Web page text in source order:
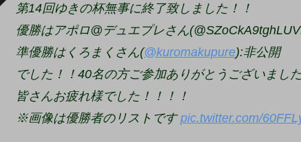
第14回ゆきの杯無事に終了致しました！！
優勝はアポロ@デュエプレさん
準優勝はくろまくさん(@kuromakupure):非公開
でした！！40名の方ご参加ありがとうございまし
皆さんお疲れ様でした！！！！
※画像は優勝者のリストですpic.twitter.com/